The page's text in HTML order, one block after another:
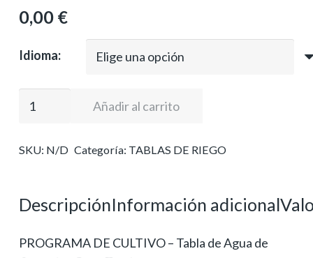
0,00 €
Idioma:
de
y
Base
Añadir al carrito
SKU: N/D Categoría: TABLAS DE RIEGO
DescripciónInformación adicional
PROGRAMA DE CULTIVO – Tabla de Agua de